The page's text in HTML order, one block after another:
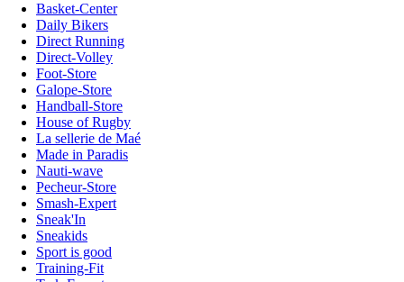
Basket-Center
Daily Bikers
Direct Running
Direct-Volley
Foot-Store
Galope-Store
Handball-Store
House of Rugby
La sellerie de Maé
Made in Paradis
Nauti-wave
Pecheur-Store
Smash-Expert
Sneak'In
Sneakids
Sport is good
Training-Fit